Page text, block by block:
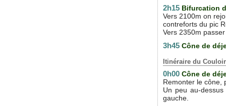
2h15 Bifurcation
Vers 2100m on
contreforts du pic
Vers 2350m
3h45 Cône de
Itinéraire du
0h00 Cône de
Remonter le cône,
Un peu au-
gauche.